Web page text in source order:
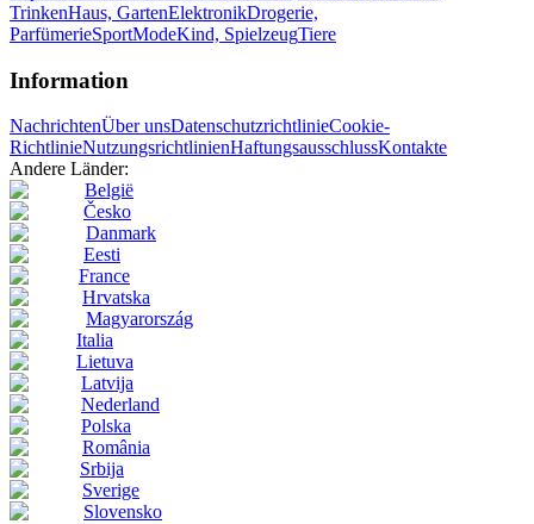
TrinkenHaus, GartenElektronikDrogerie,
ParfümerieSportModeKind, SpielzeugTiere
Information
NachrichtenÜber unsDatenschutzrichtlinieCookie-
RichtlinieNutzungsrichtlinienHaftungsausschlussKontakte
Andere Länder:
België
Česko
Danmark
Eesti
France
Hrvatska
Magyarország
Italia
Lietuva
Latvija
Nederland
Polska
România
Srbija
Sverige
Slovensko